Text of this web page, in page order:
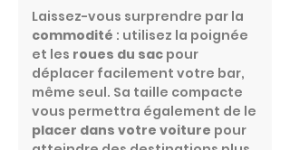
Laissez-vous surprendre par la
commodité : utilisez la poignée
et les roues du sac pour
déplacer facilement votre bar,
même seul. Sa taille compacte
vous permettra également de le
placer dans votre voiture pour